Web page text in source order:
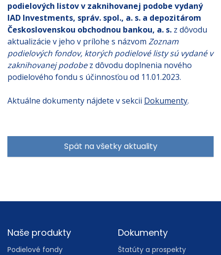
podielových listov v zaknihovanej podobe vydaný
IAD Investments, správ. spol., a. s. a depozitárom
Československou obchodnou bankou, a. s. z dôvodu
aktualizácie v jeho v prílohe s názvom Zoznam
podielových fondov, ktorých podielové listy sú vydané v
zaknihovanej podobez dôvodu doplnenia nového
podielového fondu s účinnosťou od 11.01.2023.
Aktuálne dokumenty nájdete v sekcii Dokumenty.
Spät na všetky aktuality
Footer
Naše produkty
Podielové fondy
Dokumenty
Štatúty a prospekty